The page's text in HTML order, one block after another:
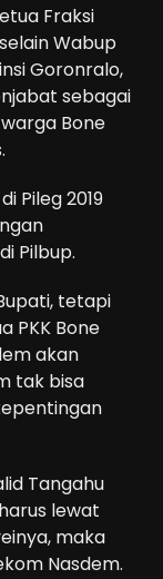
Fraksi
Wabup
Goronralo,
sebagai
Bone
Pileg 2019
Pilbup.
tetapi
PKK Bone
akan
tak bisa
Tangahu
lewat
maka
Nasdem.